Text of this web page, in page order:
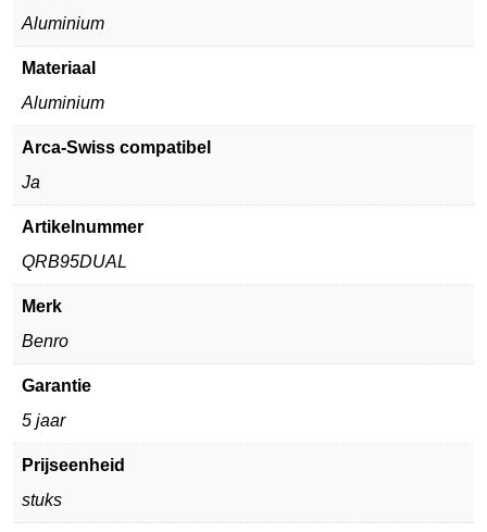
Aluminium
Materiaal
Aluminium
Arca-Swiss compatibel
Ja
Artikelnummer
QRB95DUAL
Merk
Benro
Garantie
5 jaar
Prijseenheid
stuks